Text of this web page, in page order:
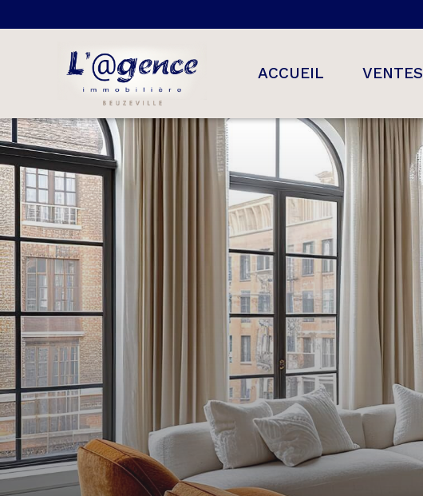
ACCUEIL VENTES
appartements
terrains